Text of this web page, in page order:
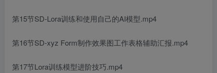
第15节SD-Lora训练和使用自己的AI模型.mp4
第16节SD-xyz Form制作效果图工作表格辅助汇报.mp4
第17节Lora训练模型进阶技巧.mp4